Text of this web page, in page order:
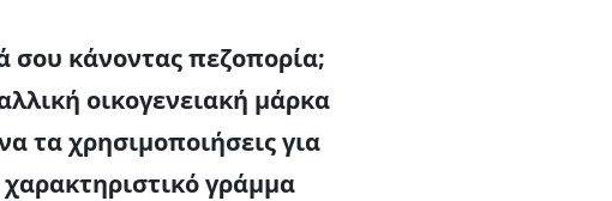
σου κάνοντας πεζοπορία;
οικογενειακή μάρκα
τα χρησιμοποιήσεις για
γράμμα